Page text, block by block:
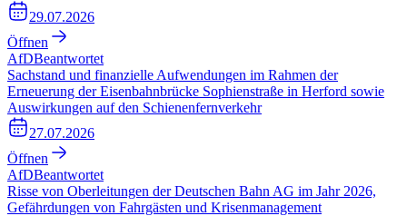
29.07.2026
Öffnen
AfDBeantwortet
Sachstand und finanzielle Aufwendungen im Rahmen der
Erneuerung der Eisenbahnbrücke Sophienstraße in Herford sowie
Auswirkungen auf den Schienenfernverkehr
27.07.2026
Öffnen
AfDBeantwortet
Risse von Oberleitungen der Deutschen Bahn AG im Jahr 2026,
Gefährdungen von Fahrgästen und Krisenmanagement